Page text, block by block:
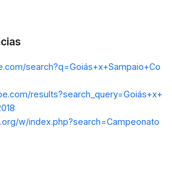
search?q=Goiás+x+Sampaio+Co
results?search_query=Goiás+x+
w/index.php?search=Campeonato